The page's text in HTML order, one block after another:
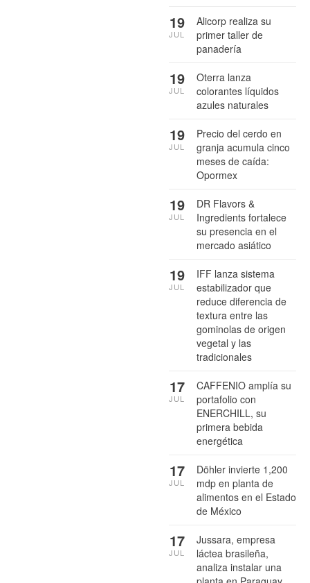
Alicorp realiza su
primer taller de
panadería
19
JUL
Oterra lanza
colorantes líquidos
azules naturales
19
JUL
Precio del cerdo en
granja acumula cinco
meses de caída:
Opormex
19
JUL
DR Flavors &
Ingredients fortalece
su presencia en el
mercado asiático
19
JUL
IFF lanza sistema
estabilizador que
reduce diferencia de
textura entre las
gominolas de origen
vegetal y las
tradicionales
19
JUL
CAFFENIO amplía su
portafolio con
ENERCHILL, su
primera bebida
energética
17
JUL
Döhler invierte 1,200
mdp en planta de
alimentos en el Estado
de México
17
JUL
Jussara, empresa
láctea brasileña,
analiza instalar una
17
JUL